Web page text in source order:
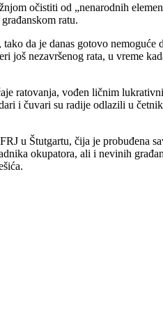
očistiti od „nenarodnih
ratu.
da je danas gotovo
nezavršenog rata, u vreme
ratovanja, vođen ličnim
i čuvari su radije odlazili u
u Štutgartu, čija je probuđena
okupatora, ali i nevinih